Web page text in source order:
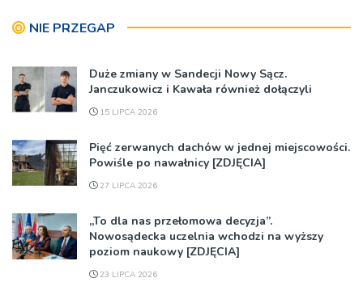
NIE PRZEGAP
Duże zmiany w Sandecji Nowy Sącz.
Janczukowicz i Kawała również dołączyli
15 LIPCA 2026
Pięć zerwanych dachów w jednej miejscowości.
Powiśle po nawałnicy [ZDJĘCIA]
27 LIPCA 2026
„To dla nas przełomowa decyzja”.
Nowosądecka uczelnia wchodzi na wyższy
poziom naukowy [ZDJĘCIA]
23 LIPCA 2026